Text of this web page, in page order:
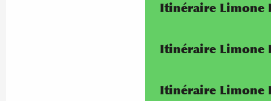
Itinéraire Limone
Itinéraire Limone
Itinéraire Limone